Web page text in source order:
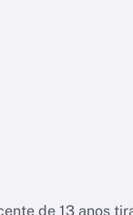
de 13 anos